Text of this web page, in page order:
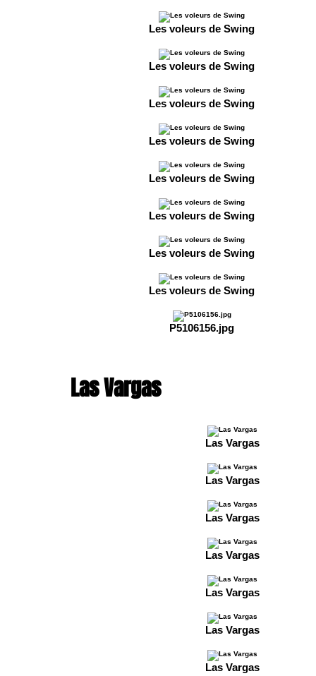
Les voleurs de Swing
Les voleurs de Swing
Les voleurs de Swing
Les voleurs de Swing
Les voleurs de Swing
Les voleurs de Swing
Les voleurs de Swing
Les voleurs de Swing
P5106156.jpg
Las Vargas
Las Vargas
Las Vargas
Las Vargas
Las Vargas
Las Vargas
Las Vargas
Las Vargas